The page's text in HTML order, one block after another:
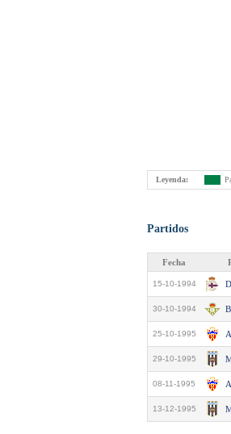
Leyenda:
Partidos
Fecha
15-10-1994
30-10-1994
25-10-1995
29-10-1995
08-11-1995
13-12-1995